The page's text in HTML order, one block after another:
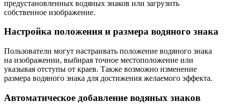
предустановленных водяных знаков или загрузить
собственное изображение.
Настройка положения и размера водяного знака
Пользователи могут настраивать положение водяного знака
на изображении, выбирая точное местоположение или
указывая отступы от краев. Также возможно изменение
размера водяного знака для достижения желаемого эффекта.
Автоматическое добавление водяных знаков